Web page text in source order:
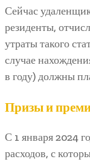
Сейчас
резиденты,
утраты такого
случае
в году) должны
Призы и
С 1 января 2024
расходов, с